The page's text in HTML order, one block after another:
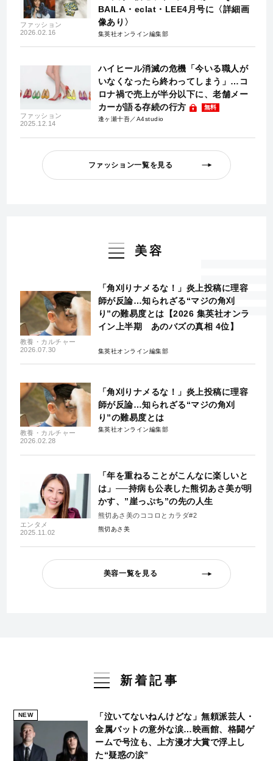
ファッション
2026.02.16
BAILA・eclat・LEE4月号に〈詳細画
像あり〉
集英社オンライン編集部
ファッション
2025.12.14
ハイヒール消滅の危機「今いる職人が
いなくなったら終わってしまう」…コ
ロナ禍で売上が半分以下に、老舗メー
カーが語る存続の行方
無料
逢ヶ瀬十吾／A4studio
ファッション一覧を見る
美容
教養・カルチャー
2026.07.30
「角刈りナメるな！」炎上投稿に理容
師が反論…知られざる“マジの角刈
り”の難易度とは【2026 集英社オンラ
イン上半期 あのバズの真相 4位】
集英社オンライン編集部
教養・カルチャー
2026.02.28
「角刈りナメるな！」炎上投稿に理容
師が反論…知られざる“マジの角刈
り”の難易度とは
集英社オンライン編集部
エンタメ
2025.11.02
「年を重ねることがこんなに楽しいと
は」──持病も公表した熊切あさ美が明
かす、”崖っぷち”の先の人生
熊切あさ美のココロとカラダ#2
熊切あさ美
美容一覧を見る
新着記事
NEW
「泣いてないねんけどな」無頼派芸人・
金属バットの意外な涙…映画館、格闘ゲ
ームで号泣も、上方漫才大賞で浮上し
た“疑惑の涙”